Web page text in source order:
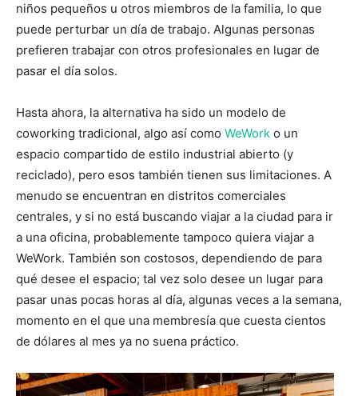
niños pequeños u otros miembros de la familia, lo que
puede perturbar un día de trabajo. Algunas personas
prefieren trabajar con otros profesionales en lugar de
pasar el día solos.
Hasta ahora, la alternativa ha sido un modelo de
coworking tradicional, algo así como WeWork o un
espacio compartido de estilo industrial abierto (y
reciclado), pero esos también tienen sus limitaciones. A
menudo se encuentran en distritos comerciales
centrales, y si no está buscando viajar a la ciudad para ir
a una oficina, probablemente tampoco quiera viajar a
WeWork. También son costosos, dependiendo de para
qué desee el espacio; tal vez solo desee un lugar para
pasar unas pocas horas al día, algunas veces a la semana,
momento en el que una membresía que cuesta cientos
de dólares al mes ya no suena práctico.